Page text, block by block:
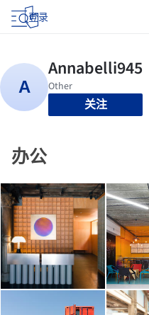
登录
关注
办公